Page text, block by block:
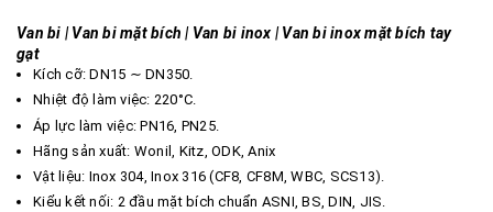
Van bi | Van bi mặt bích | Van bi inox | Van bi inox mặt bích tay
gạt
Kích cỡ: DN15 ∼ DN350.
Nhiệt độ làm việc: 220°C.
Áp lực làm việc: PN16, PN25.
Hãng sản xuất: Wonil, Kitz, ODK, Anix
Vật liệu: Inox 304, Inox 316 (CF8, CF8M, WBC, SCS13).
Kiểu kết nối: 2 đầu mặt bích chuẩn ASNI, BS, DIN, JIS.